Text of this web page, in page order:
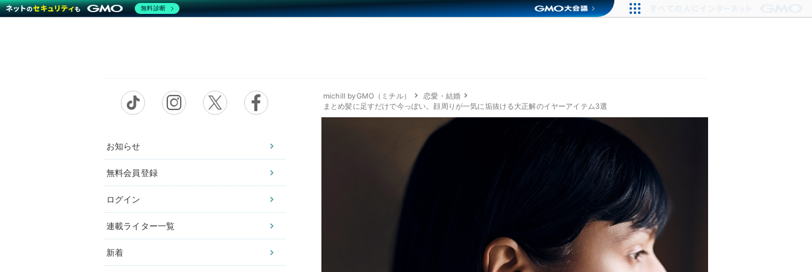
お知らせ
無料会員登録
ログイン
連載ライター一覧
新着
michill byGMO（ミチル）
恋愛・結婚
まとめ髪に足すだけで今っぽい。顔周りが一気に垢抜ける大正解のイヤーアイテム3選
無料診断